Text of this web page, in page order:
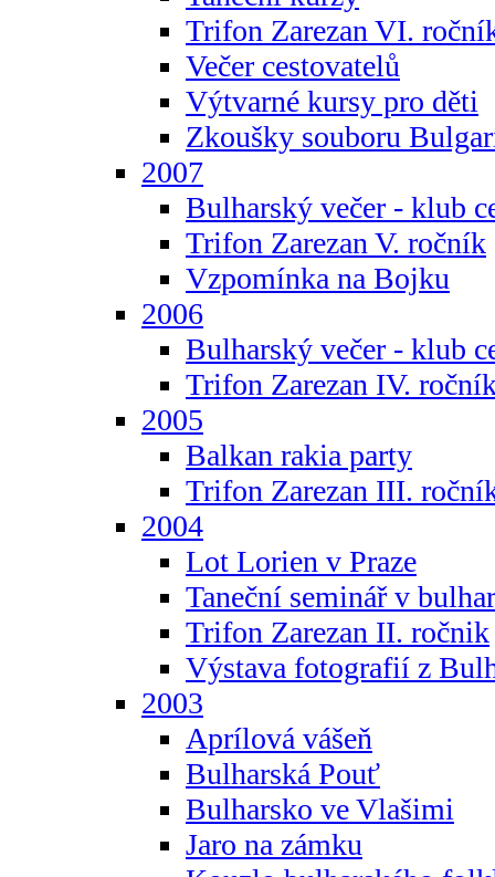
Trifon Zarezan VI.
Večer cestovatelů
Výtvarné kursy pro děti
Zkoušky souboru
2007
Bulharský večer - klub
Trifon Zarezan V. ročník
Vzpomínka na Bojku
2006
Bulharský večer - klub
Trifon Zarezan IV.
2005
Balkan rakia party
Trifon Zarezan III.
2004
Lot Lorien v Praze
Taneční seminář v
Trifon Zarezan II. ročnik
Výstava fotografií z
2003
Aprílová vášeň
Bulharská Pouť
Bulharsko ve Vlašimi
Jaro na zámku